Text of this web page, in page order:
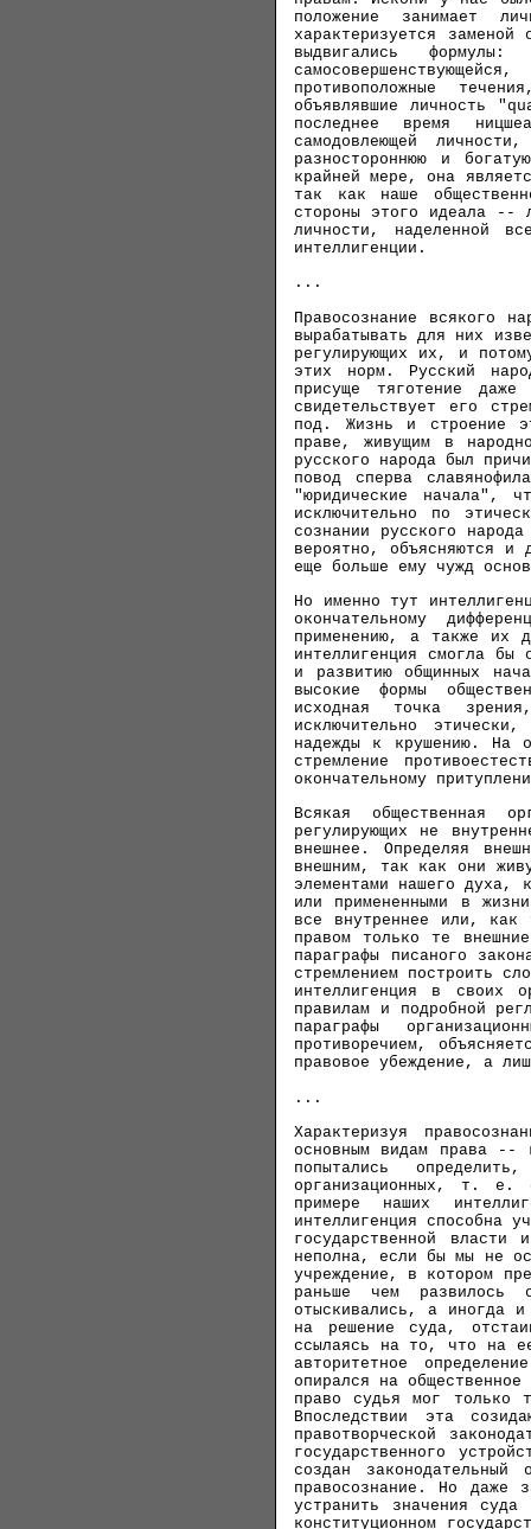
положение занимает
характеризуется
выдвигались формулы:
противоположные
объявлявшие личность
последнее время
самодовлеющей
разностороннюю и
крайней мере, она
так как наше
стороны этого идеала --
личности, наделенной
интеллигенции.
...
Правосознание всякого
вырабатывать для них
регулирующих их, и
этих норм. Русский
присуще тяготение
свидетельствует его
под. Жизнь и строение
праве, живущим в
русского народа был
повод сперва
"юридические начала",
исключительно по
сознании русского
вероятно, объясняются и
еще больше ему чужд
Но именно тут
окончательному
применению, а также их
интеллигенция смогла бы
и развитию общинных
высокие формы
исходная точка
исключительно
надежды к крушению. На
стремление
окончательному
Всякая общественная
регулирующих не
внешнее. Определяя
внешним, так как они
элементами нашего духа,
или примененными в
все внутреннее или, как
правом только те
параграфы писаного
стремлением построить
интеллигенция в своих
правилам и подробной
параграфы
противоречием,
правовое убеждение, а
...
Характеризуя
основным видам права --
попытались
организационных, т. е.
примере наших
интеллигенция способна
государственной
неполна, если бы мы не
учреждение, в котором
раньше чем развилось
отыскивались, а иногда
на решение суда,
ссылаясь на то, что на
авторитетное
опирался на
право судья мог только
Впоследствии эта
правотворческой
государственного
создан законодательный
правосознание. Но даже
устранить значения
конституционном